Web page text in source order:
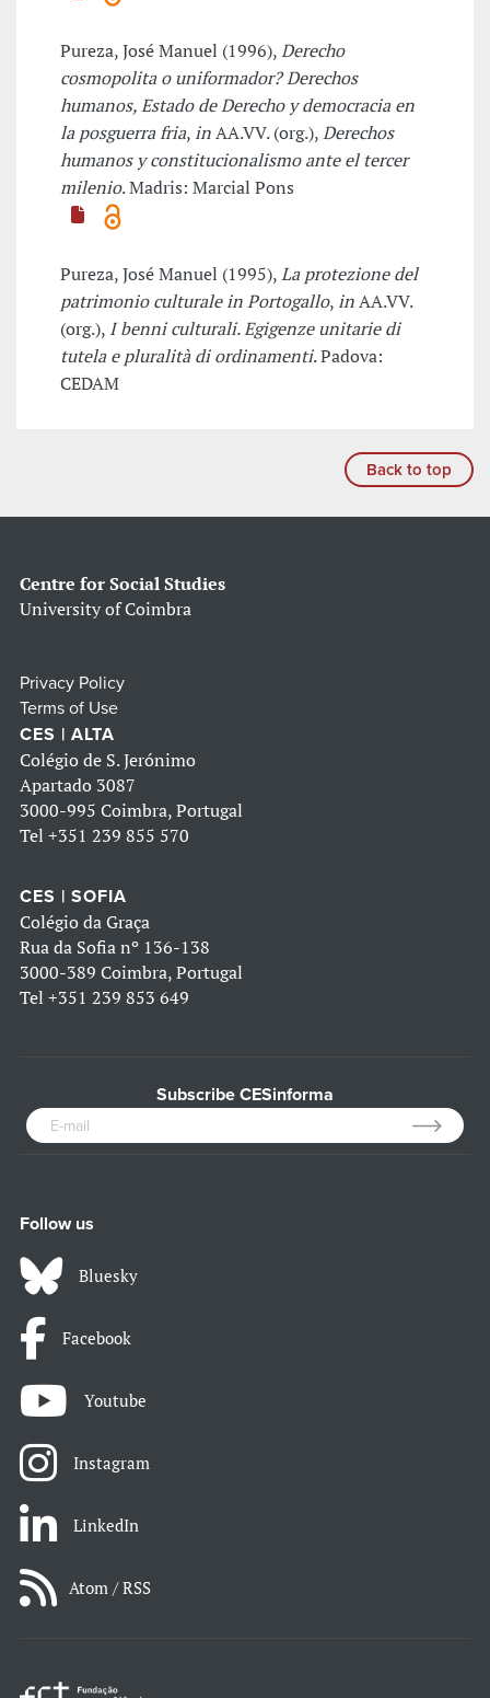
Pureza, José Manuel (1996),Derecho
cosmopolita o uniformador? Derechos
humanos, Estado de Derecho y democracia en
la posguerra fria,inAA.VV. (org.),Derechos
humanos y constitucionalismo ante el tercer
milenio. Madris: Marcial Pons
Pureza, José Manuel (1995),La protezione del
patrimonio culturale in Portogallo,inAA.VV.
(org.), I benni culturali. Egigenze unitarie di
tutela e pluralità di ordinamenti. Padova:
CEDAM
Back to top
Centre for Social Studies
University of Coimbra
Privacy Policy
Terms of Use
CES | ALTA
Colégio de S. Jerónimo
Apartado 3087
3000-995 Coimbra, Portugal
Tel +351 239 855 570
CES | SOFIA
Colégio da Graça
Rua da Sofia nº 136-138
3000-389 Coimbra, Portugal
Tel +351 239 853 649
Subscribe CESinforma
Follow us
Bluesky
Facebook
Youtube
Instagram
LinkedIn
Atom / RSS